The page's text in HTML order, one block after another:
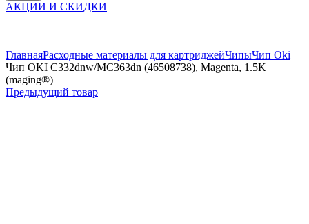
АКЦИИ И СКИДКИ
ГлавнаяРасходные материалы для картриджейЧипыЧип Oki
Чип OKI C332dnw/MC363dn (46508738), Magenta, 1.5K
(maging®)
Предыдущий товар